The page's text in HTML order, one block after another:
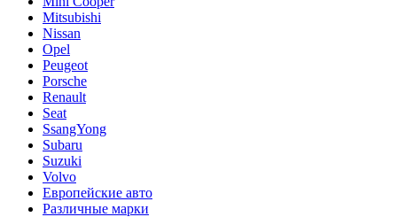
Mitsubishi
Nissan
Opel
Peugeot
Porsche
Renault
Seat
SsangYong
Subaru
Suzuki
Volvo
Европейские авто
Различные марки